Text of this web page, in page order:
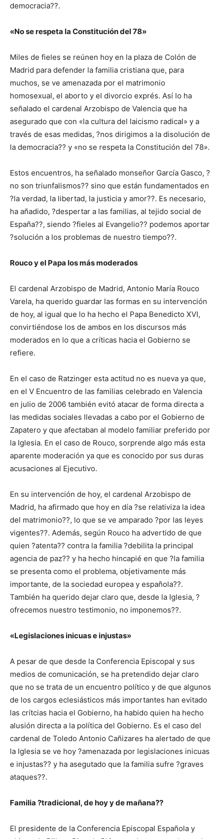
democracia??.
«No se respeta la Constitución del 78»
Miles de fieles se reúnen hoy en la plaza de Colón de
Madrid para defender la familia cristiana que, para
muchos, se ve amenazada por el matrimonio
homosexual, el aborto y el divorcio exprés. Así lo ha
señalado el cardenal Arzobispo de Valencia que ha
asegurado que con «la cultura del laicismo radical» y a
través de esas medidas, ?nos dirigimos a la disolución de
la democracia?? y «no se respeta la Constitución del 78».
Estos encuentros, ha señalado monseñor García Gasco, ?
no son triunfalismos?? sino que están fundamentados en
?la verdad, la libertad, la justicia y amor??. Es necesario,
ha añadido, ?despertar a las familias, al tejido social de
España??, siendo ?fieles al Evangelio?? podemos aportar
?solución a los problemas de nuestro tiempo??.
Rouco y el Papa los más moderados
El cardenal Arzobispo de Madrid, Antonio María Rouco
Varela, ha querido guardar las formas en su intervención
de hoy, al igual que lo ha hecho el Papa Benedicto XVI,
convirtiéndose los de ambos en los discursos más
moderados en lo que a críticas hacia el Gobierno se
refiere.
En el caso de Ratzinger esta actitud no es nueva ya que,
en el V Encuentro de las familias celebrado en Valencia
en julio de 2006 también evitó atacar de forma directa a
las medidas sociales llevadas a cabo por el Gobierno de
Zapatero y que afectaban al modelo familiar preferido por
la Iglesia. En el caso de Rouco, sorprende algo más esta
aparente moderación ya que es conocido por sus duras
acusaciones al Ejecutivo.
En su intervención de hoy, el cardenal Arzobispo de
Madrid, ha afirmado que hoy en día ?se relativiza la idea
del matrimonio??, lo que se ve amparado ?por las leyes
vigentes??. Además, según Rouco ha advertido de que
quien ?atenta?? contra la familia ?debilita la principal
agencia de paz?? y ha hecho hincapié en que ?la familia
se presenta como el problema, objetivamente más
importante, de la sociedad europea y española??.
También ha querido dejar claro que, desde la Iglesia, ?
ofrecemos nuestro testimonio, no imponemos??.
«Legislaciones inicuas e injustas»
A pesar de que desde la Conferencia Episcopal y sus
medios de comunicación, se ha pretendido dejar claro
que no se trata de un encuentro político y de que algunos
de los cargos eclesiásticos más importantes han evitado
las crítcias hacia el Gobierno, ha habido quien ha hecho
alusión directa a la política del Gobierno. Es el caso del
cardenal de Toledo Antonio Cañizares ha alertado de que
la Iglesia se ve hoy ?amenazada por legislaciones inicuas
e injustas?? y ha asegutado que la familia sufre ?graves
ataques??.
Familia ?tradicional, de hoy y de mañana??
El presidente de la Conferencia Episcopal Española y